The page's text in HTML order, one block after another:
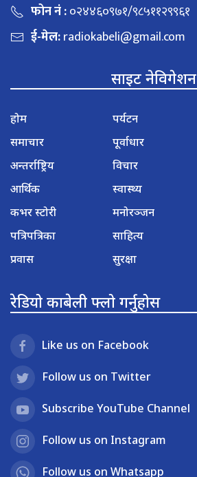
फोन नं :०२४४६०९७१/९८५११२९९६१
ई-मेल:radiokabeli@gmail.com
साइट नेविगेशन
होम
समाचार
अन्तर्राष्ट्रिय
आर्थिक
कभर स्टोरी
पत्रिपत्रिका
प्रवास
पर्यटन
पूर्वाधार
विचार
स्वास्थ्य
मनोरञ्जन
साहित्य
सुरक्षा
रेडियो काबेली फ्लो गर्नुहोस
Like us on Facebook
Follow us on Twitter
Subscribe YouTube Channel
Follow us on Instagram
Follow us on Whatsapp